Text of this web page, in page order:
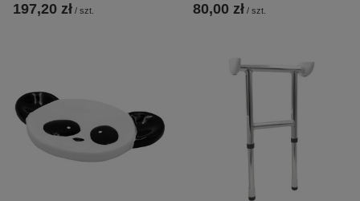
197,20 zł / szt. 80,00 zł / szt.